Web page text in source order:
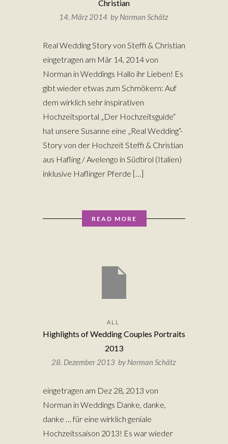
Christian
14. März 2014 byNorman Schätz
Real Wedding Story von Steffi & Christian
eingetragen am Mär 14, 2014 von
Norman in Weddings Hallo ihr Lieben! Es
gibt wieder etwas zum Schmökern: Auf
dem wirklich sehr inspirativen
Hochzeitsportal „Der Hochzeitsguide“
hat unsere Susanne eine „Real Wedding“-
Story von der Hochzeit Steffi & Christian
aus Hafling / Avelengo in Südtirol (Italien)
inklusive Haflinger Pferde […]
READ MORE
ALL
Highlights of Wedding Couples Portraits
2013
28. Dezember 2013 byNorman Schätz
eingetragen am Dez 28, 2013 von
Norman in Weddings Danke, danke,
danke … für eine wirklich geniale
Hochzeitssaison 2013! Es war wieder